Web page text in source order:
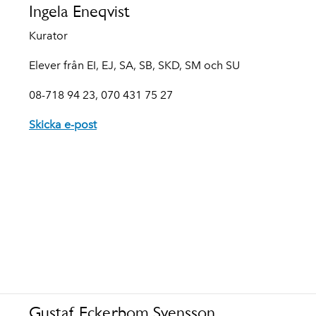
Ingela Eneqvist
Kurator
Elever från EI, EJ, SA, SB, SKD, SM och SU
08-718 94 23, 070 431 75 27
Skicka e-post